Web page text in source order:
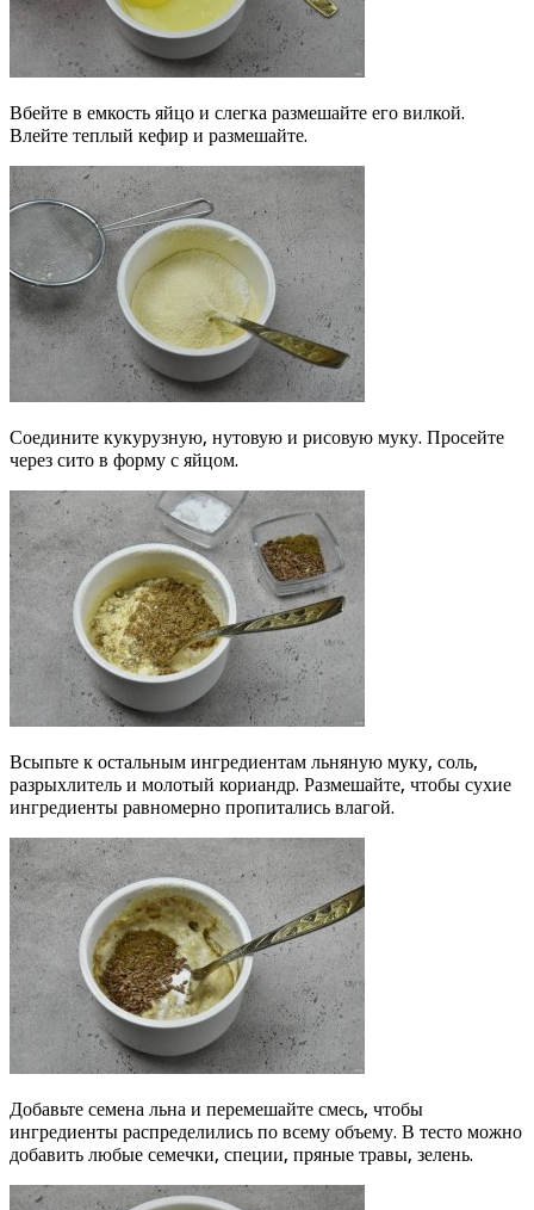
Вбейте в емкость яйцо и слегка размешайте его вилкой.
Влейте теплый кефир и размешайте.
Соедините кукурузную, нутовую и рисовую муку. Просейте
через сито в форму с яйцом.
Всыпьте к остальным ингредиентам льняную муку, соль,
разрыхлитель и молотый кориандр. Размешайте, чтобы сухие
ингредиенты равномерно пропитались влагой.
Добавьте семена льна и перемешайте смесь, чтобы
ингредиенты распределились по всему объему. В тесто можно
добавить любые семечки, специи, пряные травы, зелень.